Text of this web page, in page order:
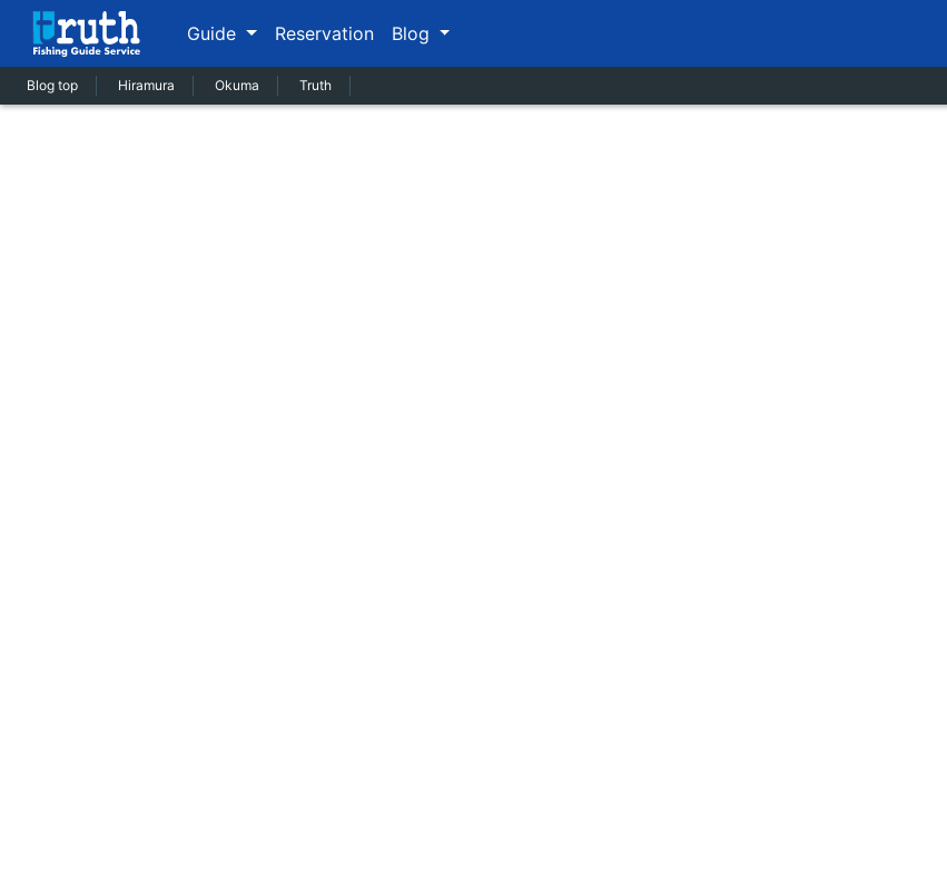
Guide Reservation Blog
Blog top Hiramura Okuma Truth